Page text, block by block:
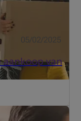
05/02/2025
aankoop van
drie. Er gaat heel